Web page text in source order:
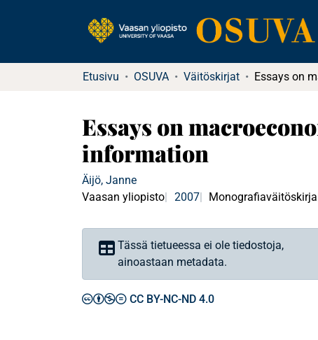
Etusivu OSUVA Väitöskirjat
Essays on
information
Äijö, Janne
Vaasan yliopisto
2007 Monografiaväitöskirja
Tässä tietueessa ei ole tiedostoja,
ainoastaan metadata.
CC BY-NC-ND 4.0